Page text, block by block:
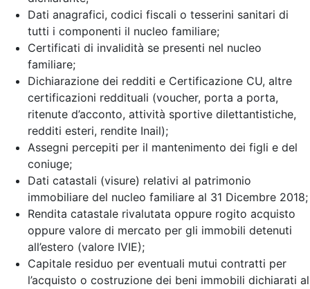
Dati anagrafici, codici fiscali o tesserini sanitari di
tutti i componenti il nucleo familiare;
Certificati di invalidità se presenti nel nucleo
familiare;
Dichiarazione dei redditi e Certificazione CU, altre
certificazioni reddituali (voucher, porta a porta,
ritenute d’acconto, attività sportive dilettantistiche,
redditi esteri, rendite Inail);
Assegni percepiti per il mantenimento dei figli e del
coniuge;
Dati catastali (visure) relativi al patrimonio
immobiliare del nucleo familiare al 31 Dicembre 2018;
Rendita catastale rivalutata oppure rogito acquisto
oppure valore di mercato per gli immobili detenuti
all’estero (valore IVIE);
Capitale residuo per eventuali mutui contratti per
l’acquisto o costruzione dei beni immobili dichiarati al